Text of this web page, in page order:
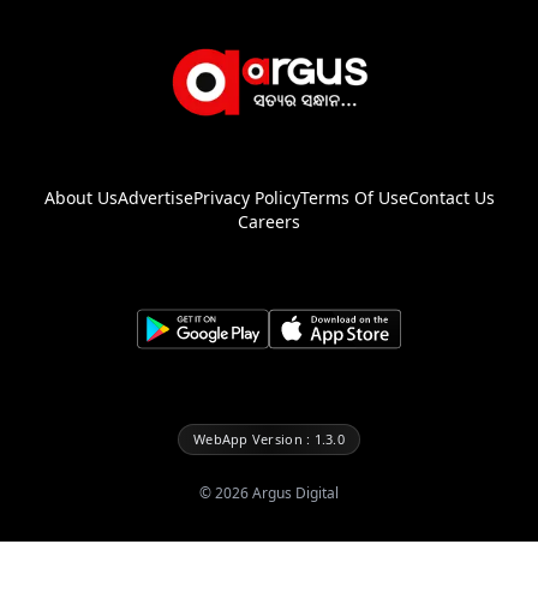
About UsAdvertisePrivacy PolicyTerms Of UseContact Us
Careers
WebApp Version : 1.3.0
©2026Argus Digital